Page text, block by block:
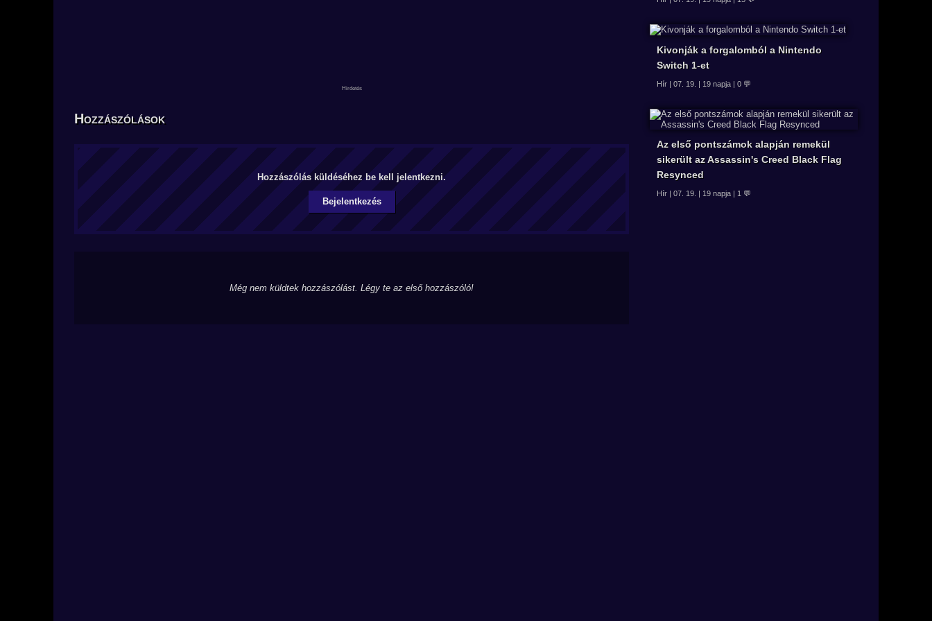
Hozzászólások
Hozzászólás küldéséhez be kell jelentkezni.
Bejelentkezés
Még nem küldtek hozzászólást. Légy te az első hozzászóló!
Kivonják a forgalomból a Nintendo
Switch 1-et
Hír | 07. 19. | 19 napja | 0 💬
Az első pontszámok alapján remekül
sikerült az Assassin's Creed Black Flag
Resynced
Hír | 07. 19. | 19 napja | 1 💬